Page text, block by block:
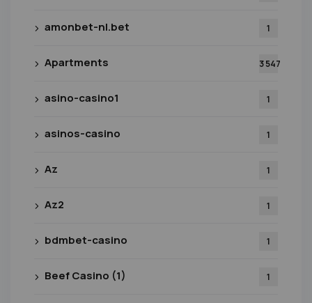
amonbet-nl.bet 1
Apartments 3 547
asino-casino1 1
asinos-casino 1
Az 1
Az2 1
bdmbet-casino 1
Beef Casino (1) 1